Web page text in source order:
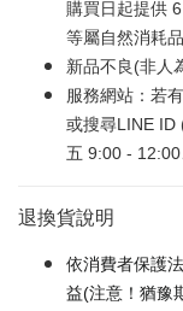
購買日起提供
等屬自然消耗
新品不良(非人
服務網站：若
或搜尋LINE ID
五 9:00 - 12:00
退換貨說明
依消費者保護
益(注意！猶豫